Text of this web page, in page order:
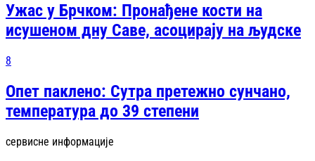
Ужас у Брчком: Пронађене кости на
исушеном дну Саве, асоцирају на људске
8
Опет паклено: Сутра претежно сунчано,
температура до 39 степени
сервисне информације